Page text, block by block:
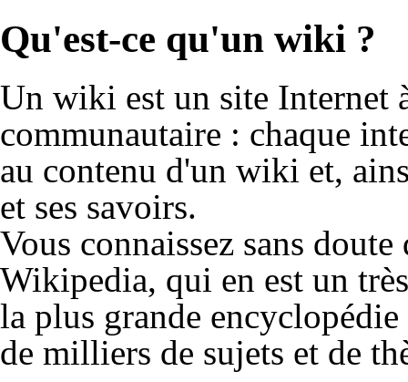
Qu'est-ce qu'un wiki ?
Un wiki est un site Internet
communautaire : chaque
au contenu d'un wiki et,
et ses savoirs.
Vous connaissez sans
Wikipedia, qui en est un
la plus grande
de milliers de sujets et de